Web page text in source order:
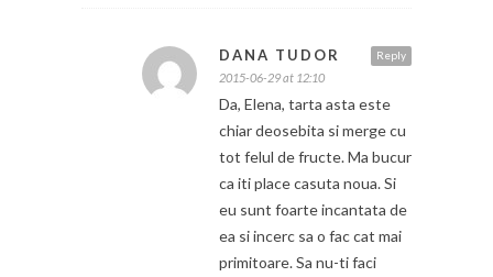
Reply
DANA TUDOR
2015-06-29 at 12:10
Da, Elena, tarta asta este
chiar deosebita si merge cu
tot felul de fructe. Ma bucur
ca iti place casuta noua. Si
eu sunt foarte incantata de
ea si incerc sa o fac cat mai
primitoare. Sa nu-ti faci